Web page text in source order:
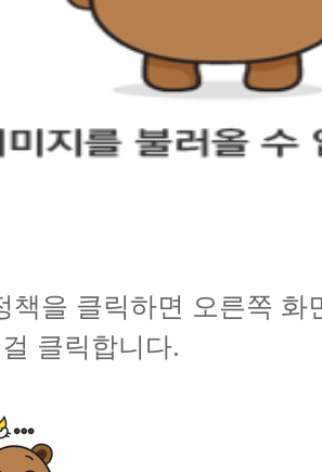
책을 클릭하면 오른쪽
클릭합니다.